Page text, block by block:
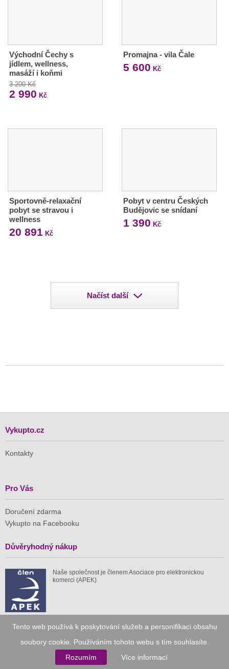
Tento web používá k poskytování služeb a personifikaci obsahu
soubory cookie. Používáním tohoto webu s tím souhlasíte.
Rozumím
Více informací
Východní Čechy s
jídlem, wellness,
masáží i koňmi
3 200 Kč
2 990 Kč
Promajna - vila Čale
5 600 Kč
Sportovně-relaxační
pobyt se stravou i
wellness
20 891 Kč
Pobyt v centru Českých
Budějovic se snídaní
1 390 Kč
Načíst další
Vykupto.cz
Kontakty
Pro Vás
Doručení zdarma
Vykupto na Facebooku
Důvěryhodný nákup
Naše společnost je členem Asociace pro elektronickou
komerci (APEK)
1 511 mil.